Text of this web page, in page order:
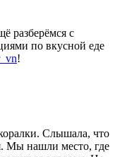
разберёмся с
по вкусной еде
!
Слышала, что
Мы нашли место, где